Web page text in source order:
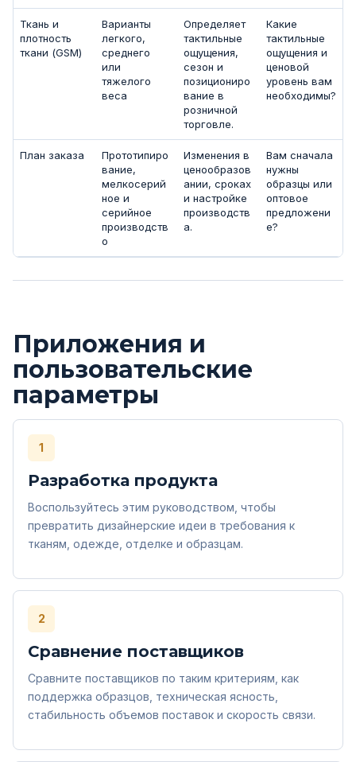
Ткань и
плотность
ткани (GSM)
Варианты
легкого,
среднего
или
тяжелого
веса
Определяет
тактильные
ощущения,
сезон и
позициониро
вание в
розничной
торговле.
Какие
тактильные
ощущения и
ценовой
уровень вам
необходимы?
План заказа
Прототипиро
вание,
мелкосерий
ное и
серийное
производств
о
Изменения в
ценообразов
ании, сроках
и настройке
производств
а.
Вам сначала
нужны
образцы или
оптовое
предложени
е?
Приложения и
пользовательские
параметры
1
Разработка продукта
Воспользуйтесь этим руководством, чтобы
превратить дизайнерские идеи в требования к
тканям, одежде, отделке и образцам.
2
Сравнение поставщиков
Сравните поставщиков по таким критериям, как
поддержка образцов, техническая ясность,
стабильность объемов поставок и скорость связи.